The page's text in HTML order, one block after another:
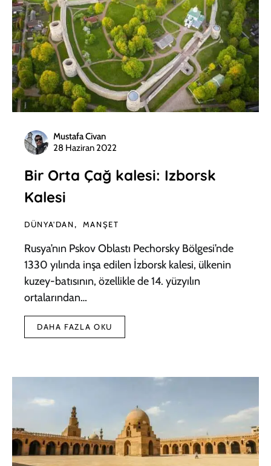
Mustafa Civan
28 Haziran 2022
Bir Orta Çağ kalesi: Izborsk
Kalesi
DÜNYA'DAN MANŞET
Rusya’nın Pskov Oblastı Pechorsky Bölgesi’nde
1330 yılında inşa edilen İzborsk kalesi, ülkenin
kuzey-batısının, özellikle de 14. yüzyılın
ortalarından…
DAHA FAZLA OKU